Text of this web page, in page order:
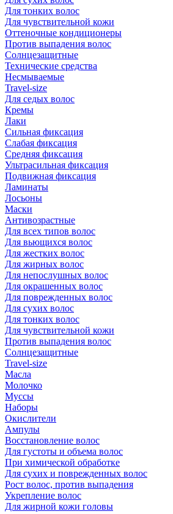
Для тонких волос
Для чувствительной кожи
Оттеночные кондиционеры
Против выпадения волос
Солнцезащитные
Технические средства
Несмываемые
Travel-size
Для седых волос
Кремы
Лаки
Сильная фиксация
Слабая фиксация
Средняя фиксация
Ультрасильная фиксация
Подвижная фиксация
Ламинаты
Лосьоны
Маски
Антивозрастные
Для всех типов волос
Для вьющихся волос
Для жестких волос
Для жирных волос
Для непослушных волос
Для окрашенных волос
Для поврежденных волос
Для сухих волос
Для тонких волос
Для чувствительной кожи
Против выпадения волос
Солнцезащитные
Travel-size
Масла
Молочко
Муссы
Наборы
Окислители
Ампулы
Восстановление волос
Для густоты и объема волос
При химической обработке
Для сухих и поврежденных волос
Рост волос, против выпадения
Укрепление волос
Для жирной кожи головы